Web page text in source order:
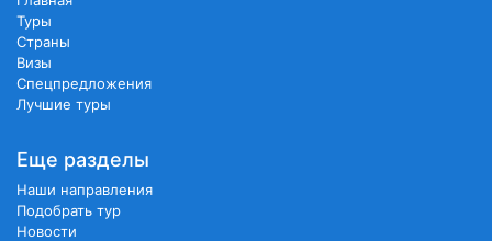
Туры
Страны
Визы
Спецпредложения
Лучшие туры
Еще разделы
Наши направления
Подобрать тур
Новости